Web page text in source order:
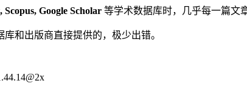
Google Scholar 等学术数据库时，几乎每一篇文
和出版商直接提供的，极少出错。